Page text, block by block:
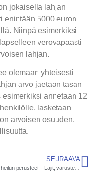
jokaisella lahjan
enintään 5000 euron
Niinpä esimerkiksi
verovapaasti
lahjan.
olemaan yhteisesti
arvo jaetaan tasan
annetaan 12
lasketaan
arvoisen osuuden.
SEURAAVA
Talviurheilun perusteet – Lajit, varusteet ja vinkit aloittelijoille